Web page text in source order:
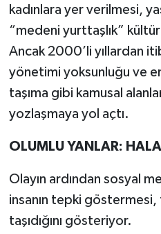
kadınlara yer verilmesi,
“medeni yurttaşlık”
Ancak 2000’li yıllardan
yönetimi yoksunluğu ve
taşıma gibi kamusal
yozlaşmaya yol açtı.
OLUMLU YANLAR:
Olayın ardından sosyal
insanın tepki
taşıdığını gösteriyor.